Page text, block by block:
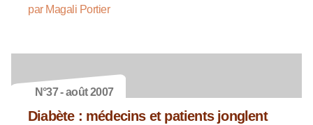
par Magali Portier
N°37 - août 2007
Diabète : médecins et patients jonglent